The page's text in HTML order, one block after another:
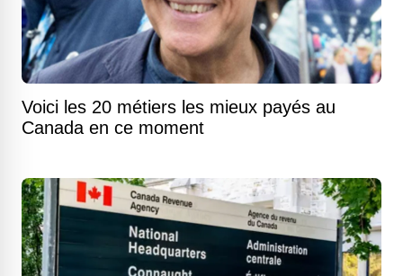
Voici les 20 métiers les mieux payés au
Canada en ce moment